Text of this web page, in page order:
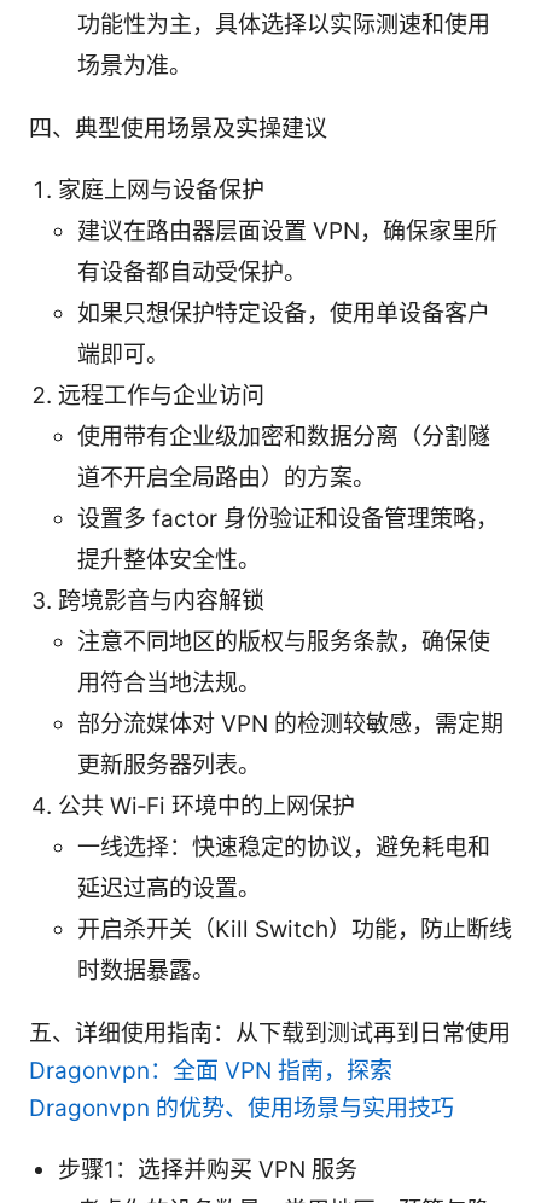
功能性为主，具体选择以实际测速和使用
场景为准。
四、典型使用场景及实操建议
家庭上网与设备保护
建议在路由器层面设置 VPN，确保家里所
有设备都自动受保护。
如果只想保护特定设备，使用单设备客户
端即可。
远程工作与企业访问
使用带有企业级加密和数据分离（分割隧
道不开启全局路由）的方案。
设置多 factor 身份验证和设备管理策略，
提升整体安全性。
跨境影音与内容解锁
注意不同地区的版权与服务条款，确保使
用符合当地法规。
部分流媒体对 VPN 的检测较敏感，需定期
更新服务器列表。
公共 Wi‑Fi 环境中的上网保护
一线选择：快速稳定的协议，避免耗电和
延迟过高的设置。
开启杀开关（Kill Switch）功能，防止断线
时数据暴露。
五、详细使用指南：从下载到测试再到日常使用
Dragonvpn：全面 VPN 指南，探索
Dragonvpn 的优势、使用场景与实用技巧
步骤1：选择并购买 VPN 服务